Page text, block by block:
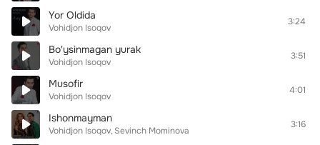
Yor Oldida
Vohidjon Isoqov
3:24
Bo'ysinmagan yurak
Vohidjon Isoqov
3:51
Musofir
Vohidjon Isoqov
4:01
Ishonmayman
Vohidjon Isoqov Sevinch Mominova
3:16